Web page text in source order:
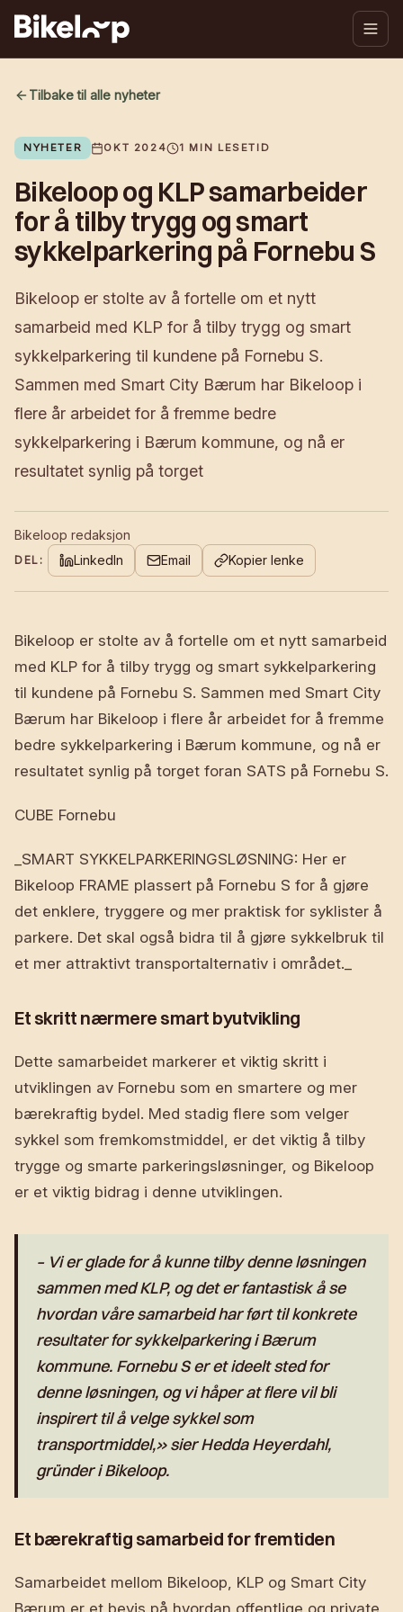
Tilbake til alle nyheter
NYHETER OKT 2024 1 MIN LESETID
Bikeloop og KLP samarbeider
for å tilby trygg og smart
sykkelparkering på Fornebu S
Bikeloop er stolte av å fortelle om et nytt
samarbeid med KLP for å tilby trygg og smart
sykkelparkering til kundene på Fornebu S.
Sammen med Smart City Bærum har Bikeloop i
flere år arbeidet for å fremme bedre
sykkelparkering i Bærum kommune, og nå er
resultatet synlig på torget
Bikeloop redaksjon
DEL: LinkedIn Email Kopier lenke
Bikeloop er stolte av å fortelle om et nytt samarbeid
med KLP for å tilby trygg og smart sykkelparkering
til kundene på Fornebu S. Sammen med Smart City
Bærum har Bikeloop i flere år arbeidet for å fremme
bedre sykkelparkering i Bærum kommune, og nå er
resultatet synlig på torget foran SATS på Fornebu S.
CUBE Fornebu
_SMART SYKKELPARKERINGSLØSNING: Her er
Bikeloop FRAME plassert på Fornebu S for å gjøre
det enklere, tryggere og mer praktisk for syklister å
parkere. Det skal også bidra til å gjøre sykkelbruk til
et mer attraktivt transportalternativ i området._
Et skritt nærmere smart byutvikling
Dette samarbeidet markerer et viktig skritt i
utviklingen av Fornebu som en smartere og mer
bærekraftig bydel. Med stadig flere som velger
sykkel som fremkomstmiddel, er det viktig å tilby
trygge og smarte parkeringsløsninger, og Bikeloop
er et viktig bidrag i denne utviklingen.
– Vi er glade for å kunne tilby denne løsningen
sammen med KLP, og det er fantastisk å se
hvordan våre samarbeid har ført til konkrete
resultater for sykkelparkering i Bærum
kommune. Fornebu S er et ideelt sted for
denne løsningen, og vi håper at flere vil bli
inspirert til å velge sykkel som
transportmiddel,» sier Hedda Heyerdahl,
gründer i Bikeloop.
Et bærekraftig samarbeid for fremtiden
Samarbeidet mellom Bikeloop, KLP og Smart City
Bærum er et bevis på hvordan offentlige og private